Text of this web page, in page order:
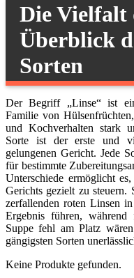
Die Vielfalt
Überblick
Sorten
Der Begriff „Linse“ ist
Familie von
und Kochverhalten stark
Sorte ist der erste und
gelungenen Gericht. Jede
für bestimmte
Unterschiede ermöglicht
Gerichts gezielt zu
zerfallenden roten Linsen
Ergebnis führen,
Suppe fehl am Platz
gängigsten Sorten
Keine Produkte gefunden.